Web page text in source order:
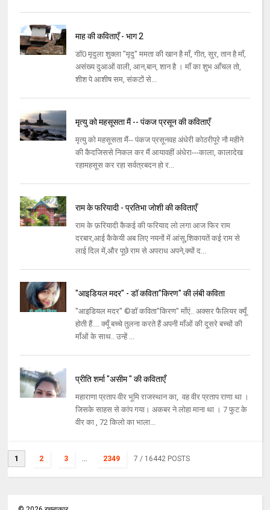
माह की कविताएँ - भाग 2
डॉ0 मृदुला शुक्ला "मृदु" ममता की खान है माँ, गीत, सुर, तान है माँ,
असंख्य दुआओं वाली, आन,बान, शान है । माँ का शुभ आँचल तो,
शीश पे आशीष सम, संकटों से...
मृत्यु को महसूसता मैं -- पंकज प्रसून की कविताएँ
मृत्यु को महसूसता मैं-- पंकज प्रसूनवह अंधेरी कोठरीपूरे नौ महीने
की कैदजिससे निकल कर मैं आयावहीं अंधेरा---काला, कालादेख
रहामहसूस कर रहा सर्वत्रबदन हो र...
राम के फरियादी - प्रतिभा जोशी की कविताएँ
राम के फ़रियादी कैकई की फरियाद लो लगा आज फिर राम
दरबार,आई कैकेयी अब लिए नयनों में आंसू,शिकायतें कई राम से
लाई दिल में,और पूछे राम से अपराध अपने,क्यों द...
"आइडियल मदर" - डॉ कविता"किरण" की लंबी कविता
"आइडियल मदर" ©डॉ कविता"किरण" माँएं.. अक्सर फैलियर क्यूँ
होती हैं.... क्यूँ बच्चे तुलना करते हैं अपनी माँओं की दूसरे बच्चों की
माँओं के साथ.. उन्हें ...
प्रीति शर्मा "असीम " की कविताएँ
महाराणा प्रताप वीर भूमि राजस्थान का, वह वीर प्रताप राणा था ।
जिसके साहस से कांप गया। अकबर ने लोहा माना था । 7 फुट के
वीर का , 72 किलो का भाला...
1 2 3 ... 2349 7 / 16442 POSTS